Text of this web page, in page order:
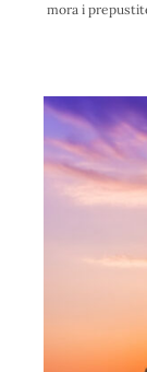
mora i